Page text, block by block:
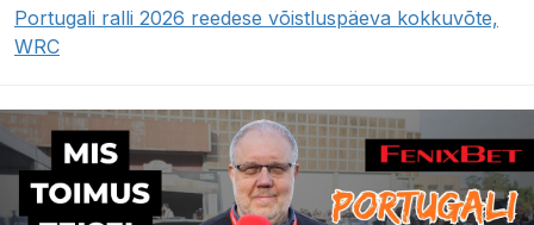
Portugali ralli 2026 reedese võistluspäeva kokkuvõte,
WRC